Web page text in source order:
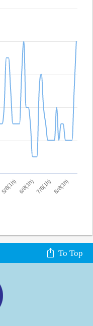
5/8(1h)6/8(1h)7/8(1h)8/8(1h)
To Top